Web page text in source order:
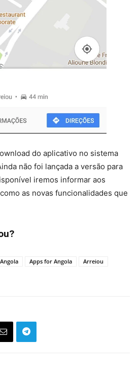
do aplicativo no sistema
não foi lançada a versão para
iremos informar aos
as novas funcionalidades que
Angola Apps for Angola
Arreiou